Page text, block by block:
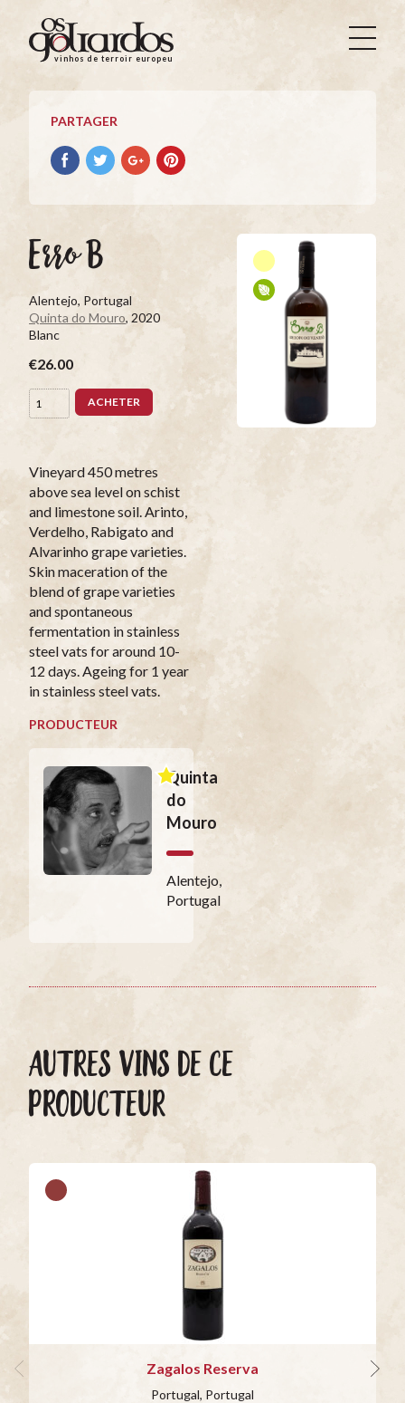
Os
Goliardos
Vinhos
Terroir
Europeus
vinhos de terroir europeus
PARTAGER
Partager
avec
Partager
avec
Partager
avec
Partager
avec
Erro B
Alentejo, Portugal
Quinta do Mouro, 2020
Blanc
€26.00
ACHETER
Vineyard 450 metres
above sea level on schist
and limestone soil. Arinto,
Verdelho, Rabigato and
Alvarinho grape varieties.
Skin maceration of the
blend of grape varieties
and spontaneous
fermentation in stainless
steel vats for around 10-
12 days. Ageing for 1 year
in stainless steel vats.
PRODUCTEUR
Quinta
do
Mouro
Alentejo,
Portugal
AUTRES VINS DE CE
PRODUCTEUR
Zagalos Reserva
Portugal, Portugal